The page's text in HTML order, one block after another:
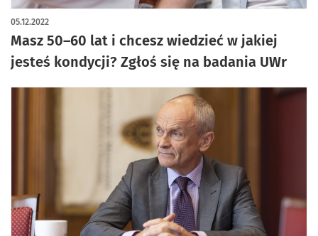
Masz 50–60 lat i chcesz wiedzieć w jakiej
jesteś kondycji? Zgłoś się na badania UWr
05.12.2022